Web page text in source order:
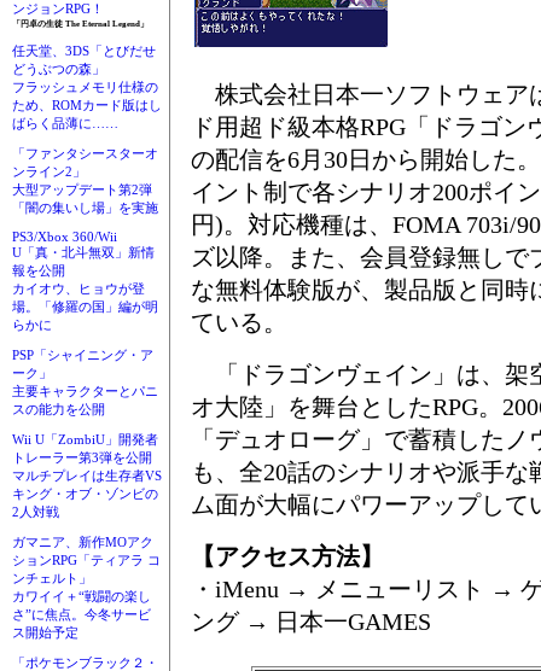
ンジョンRPG！
「円卓の生徒 The Eternal Legend」
任天堂、3DS「とびだせ
どうぶつの森」
フラッシュメモリ仕様の
ため、ROMカード版はし
ばらく品薄に……
「ファンタシースターオ
ンライン2」
大型アップデート第2弾
「闇の集いし場」を実施
PS3/Xbox 360/Wii
U「真・北斗無双」新情
報を公開
カイオウ、ヒョウが登
場。「修羅の国」編が明
らかに
PSP「シャイニング・ア
ーク」
主要キャラクターとパニ
スの能力を公開
Wii U「ZombiU」開発者
トレーラー第3弾を公開
マルチプレイは生存者VS
キング・オブ・ゾンビの
2人対戦
ガマニア、新作MOアク
ションRPG「ティアラ コ
ンチェルト」
カワイイ＋“戦闘の楽し
さ”に焦点。今冬サービ
ス開始予定
「ポケモンブラック２・
株式会社日本一ソフトウェア
ド用超ド級本格RPG「ドラゴン
の配信を6月30日から開始した
イント制で各シナリオ200ポイ
円)。対応機種は、FOMA 703i/
ズ以降。また、会員登録無しで
な無料体験版が、製品版と同時
ている。
「ドラゴンヴェイン」は、架
オ大陸」を舞台としたRPG。
「デュオローグ」で蓄積した
も、全20話のシナリオや派手
ム面が大幅にパワーアップして
【アクセス方法】
・iMenu → メニューリスト →
ング → 日本一GAMES